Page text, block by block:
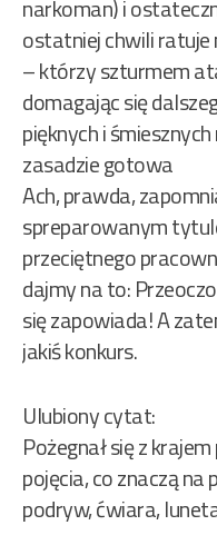
narkoman) i
ostatniej chwili ratuje
– którzy szturmem
domagając się
pięknych i
zasadzie gotowa
Ach, prawda,
spreparowanym
przeciętnego
dajmy na to:
się zapowiada! A
jakiś konkurs.
Ulubiony cytat:
Pożegnał się z
pojęcia, co znaczą na
podryw, ćwiara,